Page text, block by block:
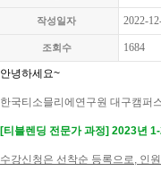
작성일자 2022-
조회수 1684
안녕하세요~
한국티소믈리에연구원 대구캠퍼
[티블렌딩 전문가 과정] 2023년
수강신청은 선착순 등록으로, 인